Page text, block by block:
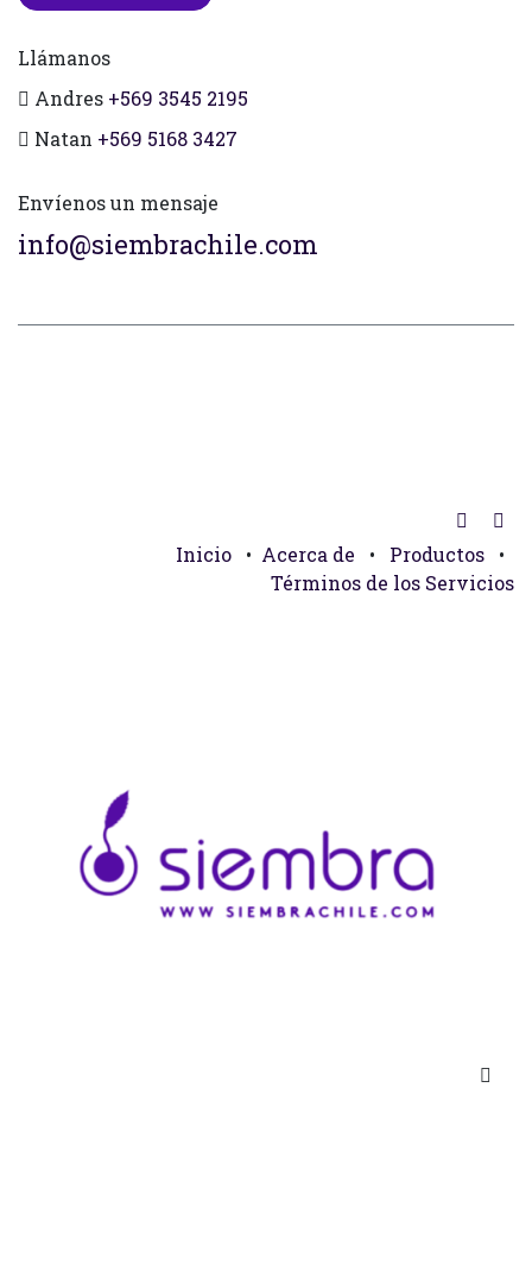
Llámanos
Andres +569 3545 2195
Natan +569 5168 3427
Envíenos un mensaje
info@siembrachile.com
Inicio • Acerca de • Productos
•
Términos de los Servicios